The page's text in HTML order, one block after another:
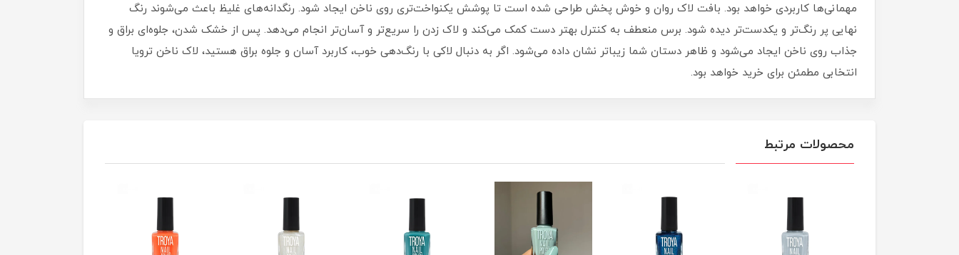
مهمانی‌ها کاربردی خواهد بود. بافت لاک روان و خوش‌ پخش طراحی شده است تا پوشش یکنواخت‌تری روی ناخن ایجاد شود. رنگدانه‌های غلیظ باعث می‌شوند رنگ
نهایی پر رنگ‌تر و یکدست‌تر دیده شود. برس منعطف به کنترل بهتر دست کمک می‌کند و لاک زدن را سریع‌تر و آسان‌تر انجام می‌دهد. پس از خشک شدن، جلوه‌ای براق و
جذاب روی ناخن ایجاد می‌شود و ظاهر دستان شما زیباتر نشان داده می‌شود. اگر به دنبال لاکی با رنگ‌دهی خوب، کاربرد آسان و جلوه براق هستید، لاک ناخن ترویا
انتخابی مطمئن برای خرید خواهد بود.
محصولات مرتبط